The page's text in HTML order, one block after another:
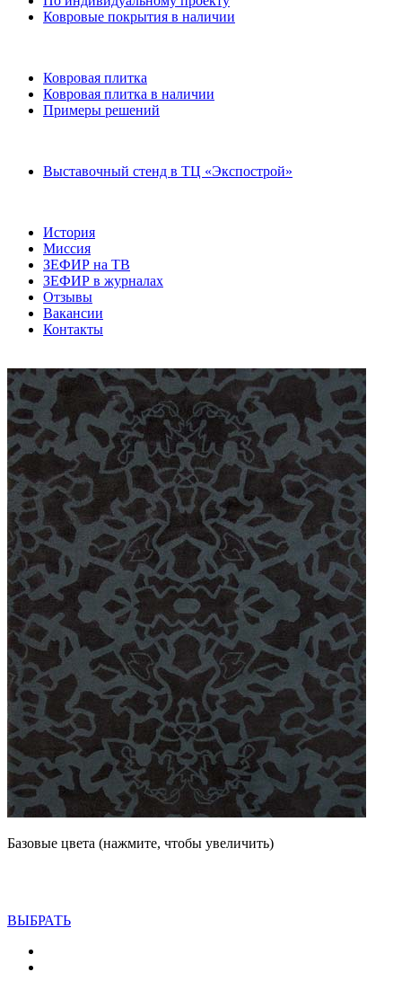
Ковровые покрытия в наличии
Ковровая плитка
Ковровая плитка в наличии
Примеры решений
Выставочный стенд в ТЦ «Экспострой»
История
Миссия
ЗЕФИР на ТВ
ЗЕФИР в журналах
Отзывы
Вакансии
Контакты
Базовые цвета (нажмите, чтобы увеличить)
ВЫБРАТЬ